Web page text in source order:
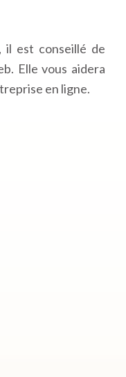
il est conseillé de
Elle vous aidera
en ligne.